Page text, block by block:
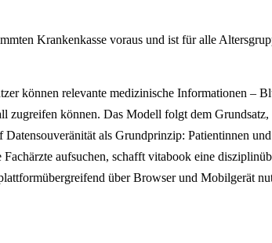
Krankenkasse voraus und ist für alle
können relevante medizinische Informationen –
können. Das Modell folgt dem
als Grundprinzip: Patientinnen
aufsuchen, schafft vitabook eine
über Browser und Mobilgerät